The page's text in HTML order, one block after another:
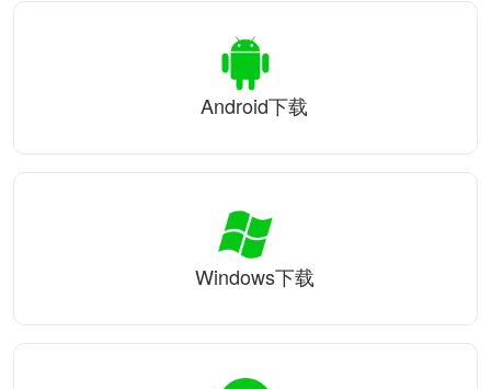
Android下载
Windows下载